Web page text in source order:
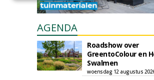
AGENDA
Roadshow over
GreentoColour en
Swalmen
woensdag 12 augustus